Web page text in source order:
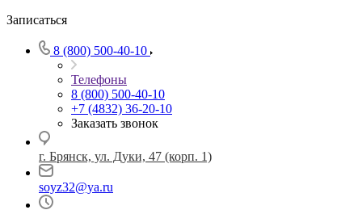
Записаться
8 (800) 500-40-10
Телефоны
8 (800) 500-40-10
+7 (4832) 36-20-10
Заказать звонок
г. Брянск, ул. Дуки, 47 (корп. 1)
soyz32@ya.ru